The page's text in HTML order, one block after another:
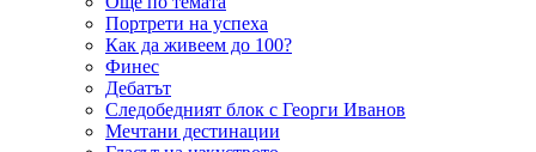
Портрети на успеха
Как да живеем до 100?
Финес
Дебатът
Следобедният блок с Георги Иванов
Мечтани дестинации